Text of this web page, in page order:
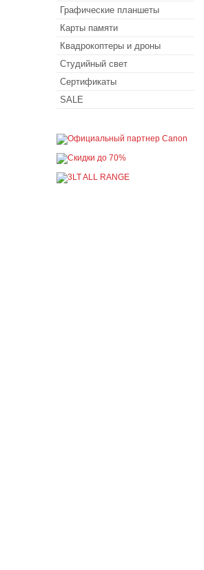
Графические планшеты
Карты памяти
Квадрокоптеры и дроны
Студийный свет
Сертификаты
SALE